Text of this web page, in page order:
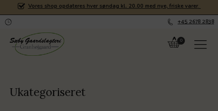
Vores shop opdateres hver søndag kl. 20.00 med nye, friske varer.
+45 2678 2838
Ukategoriseret